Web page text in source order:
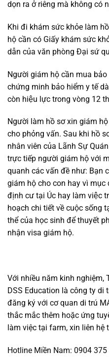
dọn ra ở riêng mà không có
Khi đi khám sức khỏe làm
hộ cần có Giấy khám sức
dẫn của văn phòng Đại sứ
Người giám hộ cần mua
chứng minh bảo hiểm y tế
còn hiệu lực trong vòng 12
Người làm hồ sơ xin giám
cho phỏng vấn. Sau khi hồ
nhân viên của Lãnh Sự
trực tiếp người giám hộ với
quanh các vấn đề như: Bạn
giám hộ cho con hay vì
định cư tại Úc hay làm việc
hoạch chi tiết về cuộc sống
thể của học sinh để thuyết
nhận visa giám hộ.
Với nhiều năm kinh nghiệm,
DSS Education là công ty di
đăng ký với cơ quan di trú
thắc mắc thêm hoặc ứng
làm việc tại farm, xin liên hệ
Hotline Miền Nam: 0904 375